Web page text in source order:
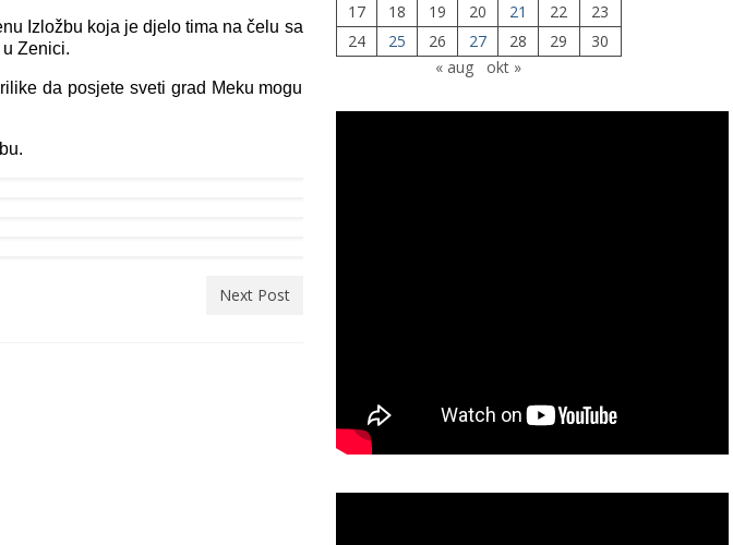
Izložbu koja je djelo tima na čelu sa
Zenici.
da posjete sveti grad Meku mogu
Next Post
17
18 19 20 21 22
23
24
25 26 27 28 29
30
« aug
okt »